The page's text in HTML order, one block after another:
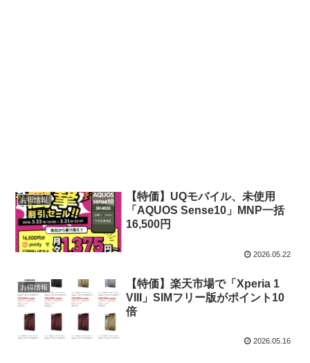
お得情報
【特価】UQモバイル、未使用
「AQUOS Sense10」MNP一括
16,500円
2026.05.22
お得情報
【特価】楽天市場で「Xperia 1
VIII」SIMフリー版がポイント10
倍
2026.05.16